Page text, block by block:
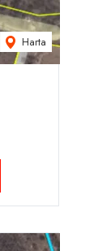
Harta